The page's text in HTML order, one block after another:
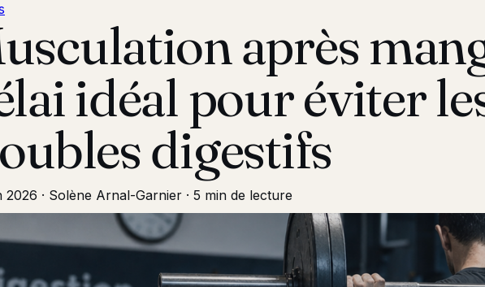
après
idéal pour éviter
digestifs
2026 · Solène Arnal-Garnier · 5 min de lecture